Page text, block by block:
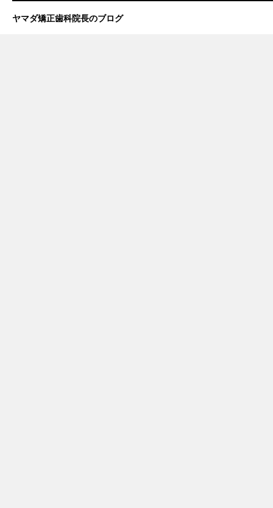
ヤマダ矯正歯科院長のブログ